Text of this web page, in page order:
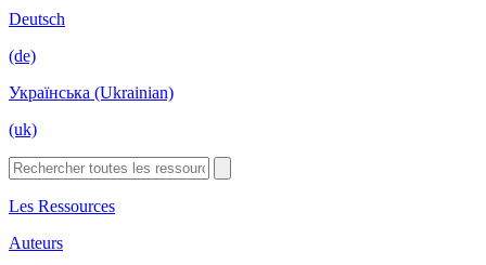
Deutsch
(de)
Українська (Ukrainian)
(uk)
Les Ressources
Auteurs